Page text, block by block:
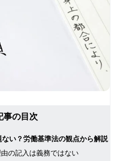
事の目次
い？労働基準法の観点から解説
の記入は義務ではない